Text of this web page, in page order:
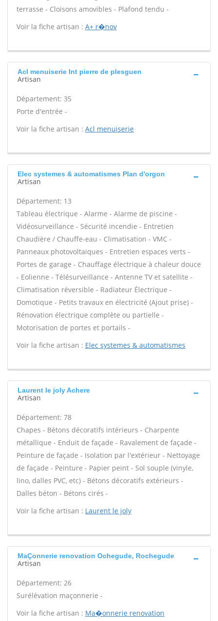
terrasse - Cloisons amovibles - Plafond tendu -
Voir la fiche artisan : A+ r�nov
Acl menuiserie Int pierre de plesguen
Artisan
Département: 35
Porte d'entrée -
Voir la fiche artisan : Acl menuiserie
Elec systemes & automatismes Plan d'orgon
Artisan
Département: 13
Tableau électrique - Alarme - Alarme de piscine -
Vidéosurveillance - Sécurité incendie - Entretien
Chaudière / Chauffe-eau - Climatisation - VMC -
Panneaux photovoltaïques - Entretien espaces verts -
Portes de garage - Chauffage électrique à chaleur douce
- Eolienne - Télésurveillance - Antenne TV et satellite -
Climatisation réversible - Radiateur Électrique -
Domotique - Petits travaux en électricité (Ajout prise) -
Rénovation électrique complète ou partielle -
Motorisation de portes et portails -
Voir la fiche artisan : Elec systemes & automatismes
Laurent le joly Achere
Artisan
Département: 78
Chapes - Bétons décoratifs intérieurs - Charpente
métallique - Enduit de façade - Ravalement de façade -
Peinture de façade - Isolation par l'extérieur - Nettoyage
de façade - Peinture - Papier peint - Sol souple (vinyle,
lino, dalles PVC, etc) - Bétons décoratifs extérieurs -
Dalles béton - Bétons cirés -
Voir la fiche artisan : Laurent le joly
MaÇonnerie renovation Ochegude, Rochegude
Artisan
Département: 26
Surélévation maçonnerie -
Voir la fiche artisan : Ma�onnerie renovation